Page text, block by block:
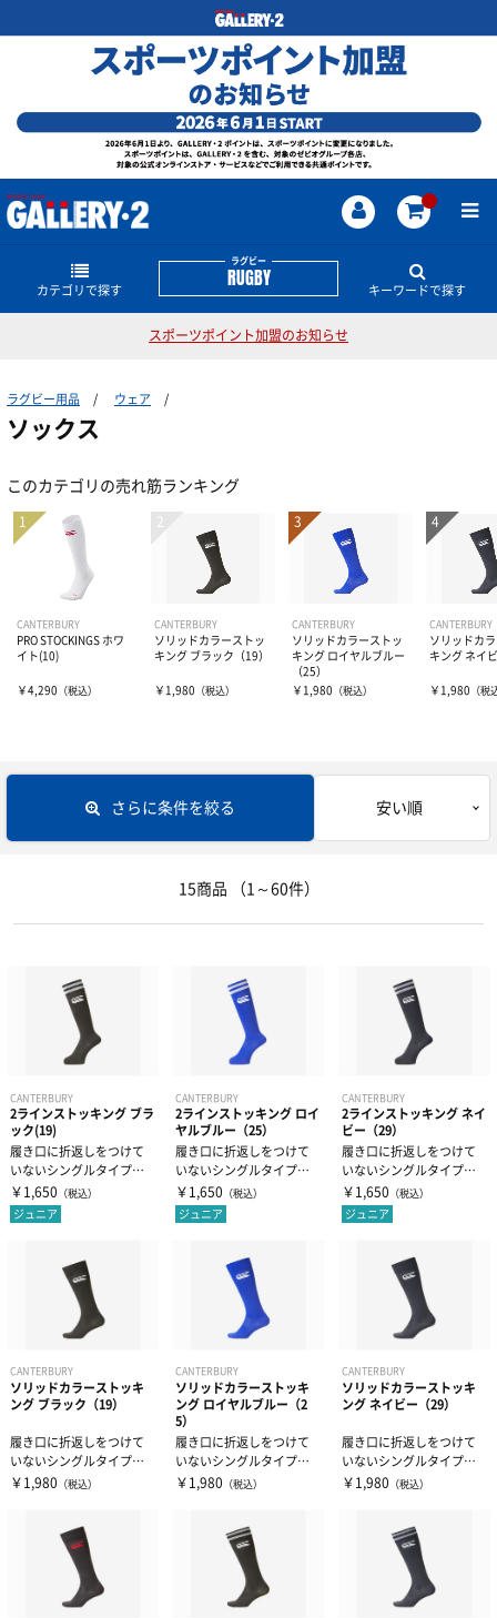
ラグビー
RUGBY
カテゴリで探す
日本代表関連ウェアー・グッズ
ウェア
パンツ・スパッツ
ウォームアップ
ソックス
取替式スパイク
固定式スパイク
その他小物・アクセサリー
ボール
4号ボール
5号ボール
ヘッドギア
マウスガード
その他小物・アクセサリー
キャップ
ラグビーワールドカップ2023 フランス
インナーシャツ
サプリメント
補給食
その他サプリメント
グッズ・アクセサリー
ひじ・手首・指用サポーター
腰用サポーター
足首用サポーター
その他サポーター
伸縮テープ
その他テーピンググッズ
トレーニング用品
半袖シャツ
長袖シャツ
ハーフパンツ
ソックス
トレーニングジャージ
スウェット
その他グッズ
サンダル
バッグ
インソール
シューレース
タオル
THE PERSON SELECT
ウエイトトレーニング
自体重トレーニング
バランストレーニング
有酸素トレーニング
ケア・コンディション
キーワードで探す
スポーツポイント加盟のお知らせ
ラグビー用品 ウェア
ソックス
このカテゴリの売れ筋ランキング
CANTERBURY
PRO STOCKINGS ホワ
イト(10)
￥4,290 （税込）
CANTERBURY
ソリッドカラーストッ
キング ブラック（19）
￥1,980 （税込）
CANTERBURY
ソリッドカラーストッ
キング ロイヤルブルー
（25）
￥1,980
（税込）
CANTERBURY
ソリッドカ
キング ネイ
￥1,980 （税
15商品 （1～60件）
さらに条件を絞る 安い順
CANTERBURY
2ラインストッキング ブラ
ック(19)
履き口に折返しをつけて
いないシングルタイプのJ
R.サイズ2ラインストッキ
ングです...
￥1,650 （税込）
ジュニア
CANTERBURY
2ラインストッキング ロイ
ヤルブルー（25）
履き口に折返しをつけて
いないシングルタイプのJ
R.サイズ2ラインストッキ
ングです...
￥1,650 （税込）
ジュニア
CANTERBURY
2ラインストッキング ネイ
ビー（29）
履き口に折返しをつけて
いないシングルタイプのJ
R.サイズ2ラインストッキ
ングです...
￥1,650 （税込）
ジュニア
CANTERBURY
ソリッドカラーストッキ
ング ブラック（19）
履き口に折返しをつけて
いないシングルタイプの
定番ソリッドカラースト
￥1,980 （税込）
CANTERBURY
ソリッドカラーストッキ
ング ロイヤルブルー（2
5）
履き口に折返しをつけて
いないシングルタイプの
定番ソリッドカラースト
￥1,980 （税込）
CANTERBURY
ソリッドカラーストッキ
ング ネイビー（29）
履き口に折返しをつけて
いないシングルタイプの
定番ソリッドカラースト
￥1,980 （税込）